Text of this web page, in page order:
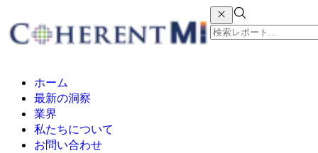
ホーム
最新の洞察
業界
私たちについて
お問い合わせ